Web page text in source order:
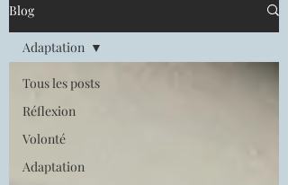
Blog
Tous les posts
Réflexion
Volonté
Adaptation
Adaptation